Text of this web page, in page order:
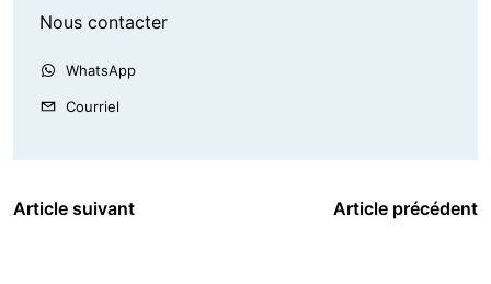
Nous contacter
WhatsApp
Courriel
Article suivant Article précédent